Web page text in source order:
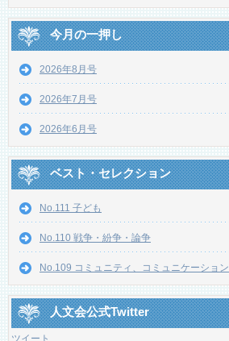
今月の一押し
2026年8月号
2026年7月号
2026年6月号
ベスト・セレクション
No.111 子ども
No.110 戦争・紛争・論争
No.109 コミュニティ、コミュニケーション
人文会公式Twitter
ツイート